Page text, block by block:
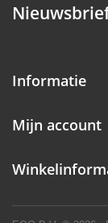
Informatie
Mijn account